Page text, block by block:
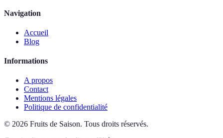
Navigation
Accueil
Blog
Informations
A propos
Contact
Mentions légales
Politique de confidentialité
© 2026 Fruits de Saison. Tous droits réservés.